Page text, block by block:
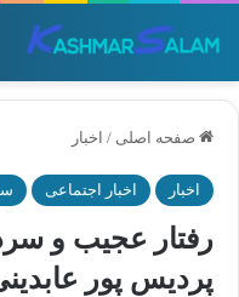
صفحه اصلی / اخبار
اخبار اخبار اجتماعی
رفتار عجیب و
پردیس پور